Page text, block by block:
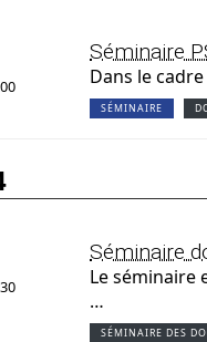
Séminaire
Dans le
SÉMINAIRE
Séminaire
Le séminaire
…
SÉMINAIRE DES